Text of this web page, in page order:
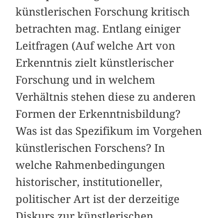
künstlerischen Forschung kritisch
betrachten mag. Entlang einiger
Leitfragen (Auf welche Art von
Erkenntnis zielt künstlerischer
Forschung und in welchem
Verhältnis stehen diese zu anderen
Formen der Erkenntnisbildung?
Was ist das Spezifikum im Vorgehen
künstlerischen Forschens? In
welche Rahmenbedingungen
historischer, institutioneller,
politischer Art ist der derzeitige